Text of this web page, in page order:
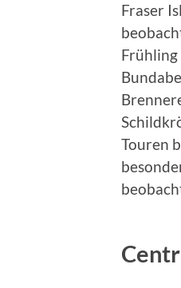
Fraser
Touren